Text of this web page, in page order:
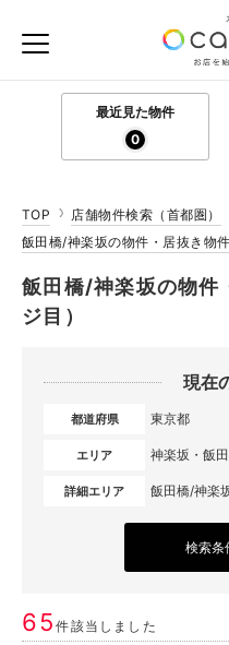
最近見た物件
0
TOP
店舗物件検索（首都圏）
飯田橋/神楽坂の物件・居抜き物
飯田橋/神楽坂の物件
ジ目）
現在
都道府県 東京都
エリア 神楽坂・飯
詳細エリア 飯田橋/神楽
検索条
65件該当しました